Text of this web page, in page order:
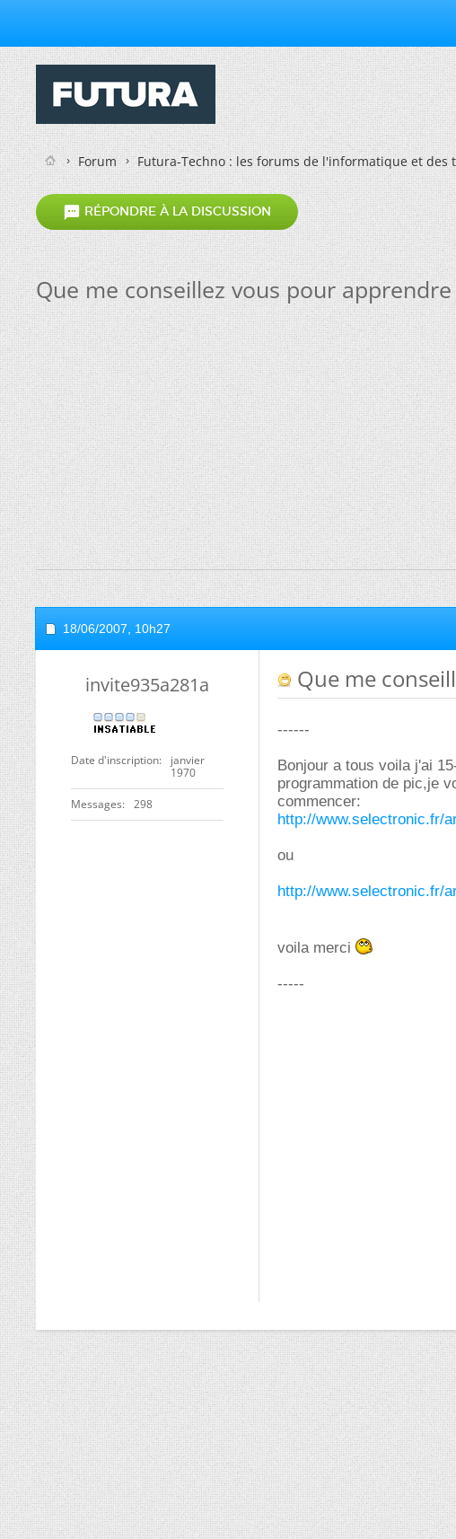
Forum Futura-Techno : les forums de l'informatique et des
 RÉPONDRE À LA DISCUSSION
Que me conseillez vous pour apprendre
18/06/2007, 10h27
invite935a281a
Date d'inscription
janvier
1970
Messages 298
Que me
------
Bonjour a tous voila j'ai
programmation de pic,je
commencer:
http://www.selectronic.fr/
ou
http://www.selectronic.fr/
voila merci
-----